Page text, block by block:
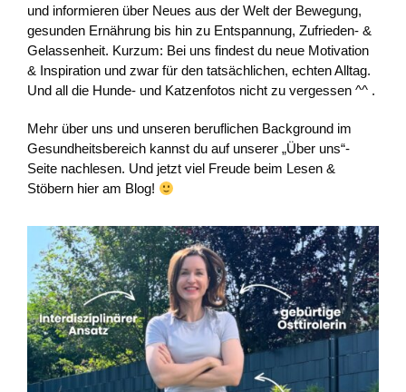
und informieren über Neues aus der Welt der Bewegung,
gesunden Ernährung bis hin zu Entspannung, Zufrieden- &
Gelassenheit. Kurzum: Bei uns findest du neue Motivation
& Inspiration und zwar für den tatsächlichen, echten Alltag.
Und all die Hunde- und Katzenfotos nicht zu vergessen ^^ .
Mehr über uns und unseren beruflichen Background im
Gesundheitsbereich kannst du auf unserer „Über uns“-
Seite nachlesen. Und jetzt viel Freude beim Lesen &
Stöbern hier am Blog!